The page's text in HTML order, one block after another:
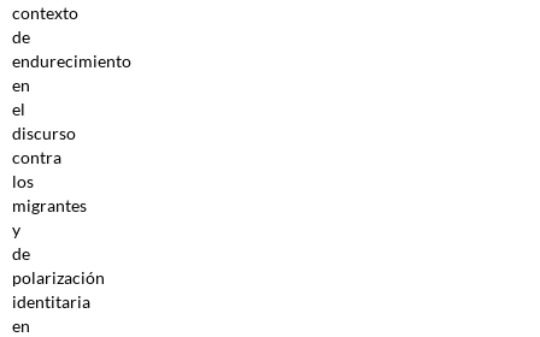
contexto
de
endurecimiento
en
el
discurso
contra
los
migrantes
y
de
polarización
identitaria
en